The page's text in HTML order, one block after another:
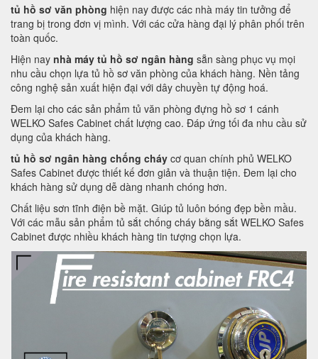
tủ hồ sơ văn phòng hiện nay được các nhà máy tin tưởng để
trang bị trong đơn vị mình. Với các cửa hàng đại lý phân phối trên
toàn quốc.
Hiện nay nhà máy tủ hồ sơ ngân hàng sẵn sàng phục vụ mọi
nhu cầu chọn lựa tủ hồ sơ văn phòng của khách hàng. Nền tảng
công nghệ sản xuất hiện đại với dây chuyền tự động hoá.
Đem lại cho các sản phẩm tủ văn phòng đựng hồ sơ 1 cánh
WELKO Safes Cabinet chất lượng cao. Đáp ứng tối đa nhu cầu sử
dụng của khách hàng.
tủ hồ sơ ngân hàng chống cháy cơ quan chính phủ WELKO
Safes Cabinet được thiết kế đơn giản và thuận tiện. Đem lại cho
khách hàng sử dụng dễ dàng nhanh chóng hơn.
Chất liệu sơn tĩnh điện bề mặt. Giúp tủ luôn bóng đẹp bền mầu.
Với các mẫu sản phẩm tủ sắt chống cháy bằng sắt WELKO Safes
Cabinet được nhiều khách hàng tin tượng chọn lựa.